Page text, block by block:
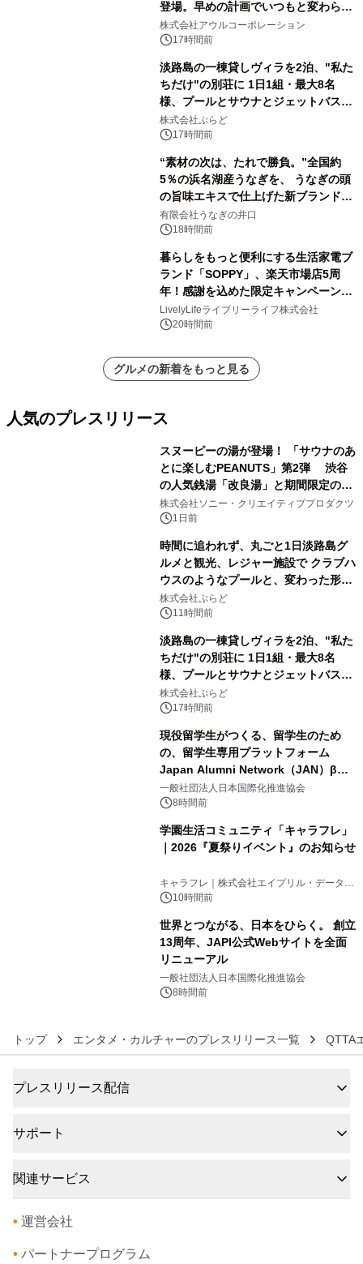
登場。早めの計画でいつもと変わらぬ
大人の冬旅を。ー夕日ヶ浦温泉「佳松
苑 別邸ふうか」ー
株式会社アウルコーポレーション
17時間前
淡路島の一棟貸しヴィラを2泊、"私た
ちだけ"の別荘に 1日1組・最大8名
様、プールとサウナとジェットバス付
きで Villa Mon Temps AWAJIの連泊
素泊りプラン
株式会社ぷらど
17時間前
“素材の次は、たれで勝負。”全国約
5％の浜名湖産うなぎを、 うなぎの頭
の旨味エキスで仕上げた新ブランド
「井口の誉」誕生
有限会社うなぎの井口
18時間前
暮らしをもっと便利にする生活家電ブ
ランド「SOPPY」、楽天市場店5周
年！感謝を込めた限定キャンペーンを
8月10日より開催
LivelyLifeライブリーライフ株式会社
20時間前
グルメの新着をもっと見る
人気のプレスリリース
スヌーピーの湯が登場！ 「サウナのあ
とに楽しむPEANUTS」第2弾 渋谷
の人気銭湯「改良湯」と期間限定のコ
ラボレーション サウナイキタイコラ
ボグッズも発売決定！
株式会社ソニー・クリエイティブプロダクツ
1日前
時間に追われず、丸ごと1日淡路島グ
ルメと観光、レジャー施設で クラブハ
ウスのようなプールと、変わった形の
サウナも 「THE BOXY AWAJI」のお
得な素泊まり連泊プランで
株式会社ぷらど
11時間前
淡路島の一棟貸しヴィラを2泊、"私た
ちだけ"の別荘に 1日1組・最大8名
様、プールとサウナとジェットバス付
きで Villa Mon Temps AWAJIの連泊
素泊りプラン
株式会社ぷらど
17時間前
現役留学生がつくる、留学生のため
の、留学生専用プラットフォーム
Japan Alumni Network（JAN）β版
をリリース
一般社団法人日本国際化推進協会
8時間前
学園生活コミュニティ「キャラフレ」
｜2026『夏祭りイベント』のお知らせ
キャラフレ｜株式会社エイプリル・データ・
デザインズ
10時間前
世界とつながる、日本をひらく。 創立
13周年、JAPI公式Webサイトを全面
リニューアル
一般社団法人日本国際化推進協会
8時間前
トップ エンタメ・カルチャーのプレスリリース一覧 QTTA
プレスリリース配信
サポート
関連サービス
• 運営会社
• パートナープログラム